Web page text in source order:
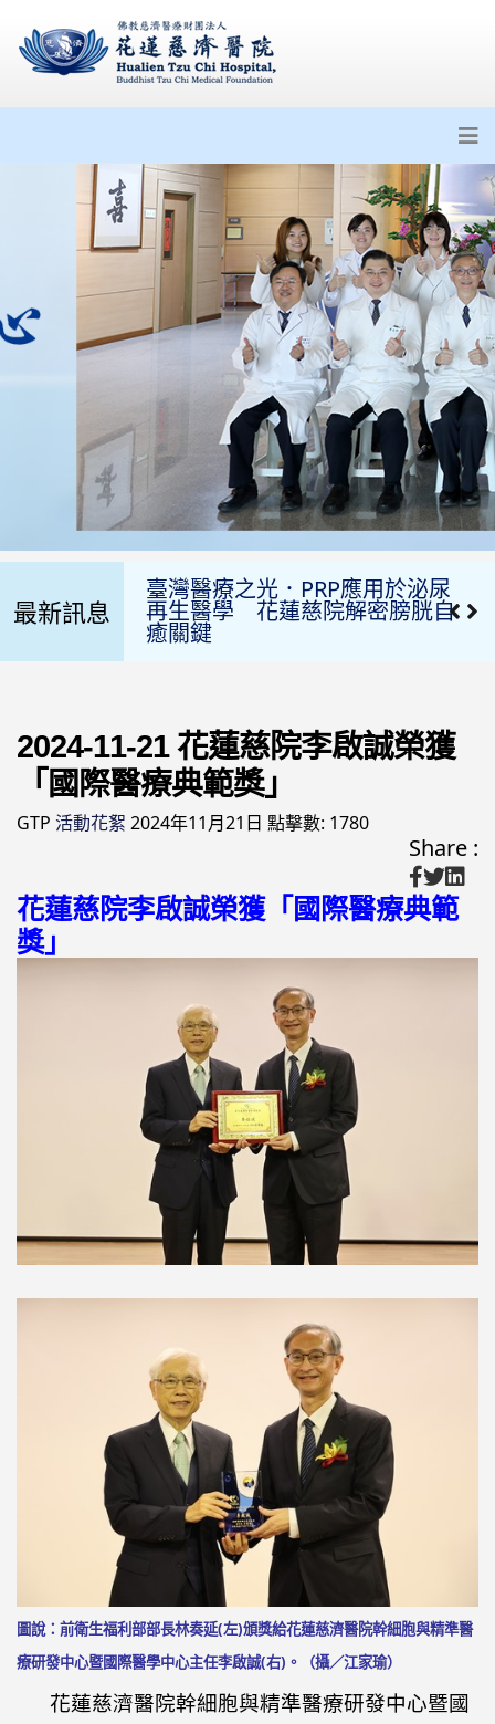
最新訊息
公告衛福部113年5月22日訂定之
醫院施行恩慈治療參考原則
花蓮慈濟醫院攜一曜再生 啟動外
泌體產學合作
臺灣醫療之光．PRP應用於泌尿
癒關鍵
亞洲第一脊髓電刺激術 助癱瘓光
「台灣CAR-T」治療的國際經驗
讓血液癌末病患重獲生機
2025年最新肯定 慈濟骨髓幹細
胞中心再次通過ＷＭＤＡ國際進
【醫療、生醫國際合作 花蓮慈
院、台灣愛維盛、美國AbVision
2024-11-21 花蓮慈院李啟誠榮獲
「國際醫療典範獎」
2024.11.07 CAR-T細胞治療 給付
819萬
2024.08.13 恭賀細胞治療中心李
啟誠主任榮獲第九屆國際醫療典
範獎-個人獎
2024.09.01 臺灣嵌合抗原受體 T
細胞(CAR-T)治療認證學分班
2024.07.21 癌症新療法 認識免
疫療法與免疫細胞CAR-T療法
公告衛福部113年5月22日訂定之
醫院施行恩慈治療參考原則
花蓮慈濟醫院攜一曜再生 啟動外
泌體產學合作
2024-11-21 花蓮慈院李啟誠榮獲
「國際醫療典範獎」
GTP 活動花絮 2024年11月21日 點擊數: 1780
Share :
花蓮慈院李啟誠榮獲「國際醫療典範
獎」
圖說：前衛生福利部部長林奏延(左)頒獎給花蓮慈濟醫院幹細胞與精準醫
療研發中心暨國際醫學中心主任李啟誠(右)。（攝／江家瑜）
花蓮慈濟醫院幹細胞與精準醫療研發中心暨國